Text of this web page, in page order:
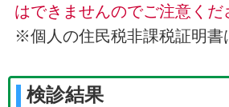
はできませんのでご注意くだ
※個人の住民税非課税証明書
検診結果